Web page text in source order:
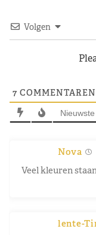
Volgen
7 COMMENTAREN
Nieuwste
Nova
Veel kleuren
lente-